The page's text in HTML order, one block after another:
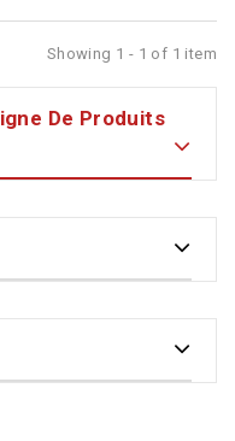
Showing 1 - 1 of 1 item
De Produits